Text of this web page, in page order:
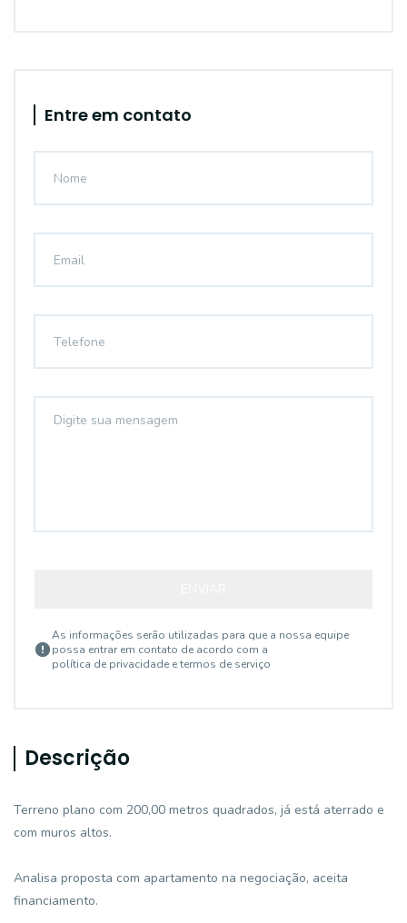
Entre em contato
As informações serão utilizadas para que a nossa equipe
possa entrar em contato de acordo com a
política de privacidade e termos de serviço
Descrição
Terreno plano com 200,00 metros quadrados, já está aterrado e
com muros altos.
Analisa proposta com apartamento na negociação, aceita
financiamento.